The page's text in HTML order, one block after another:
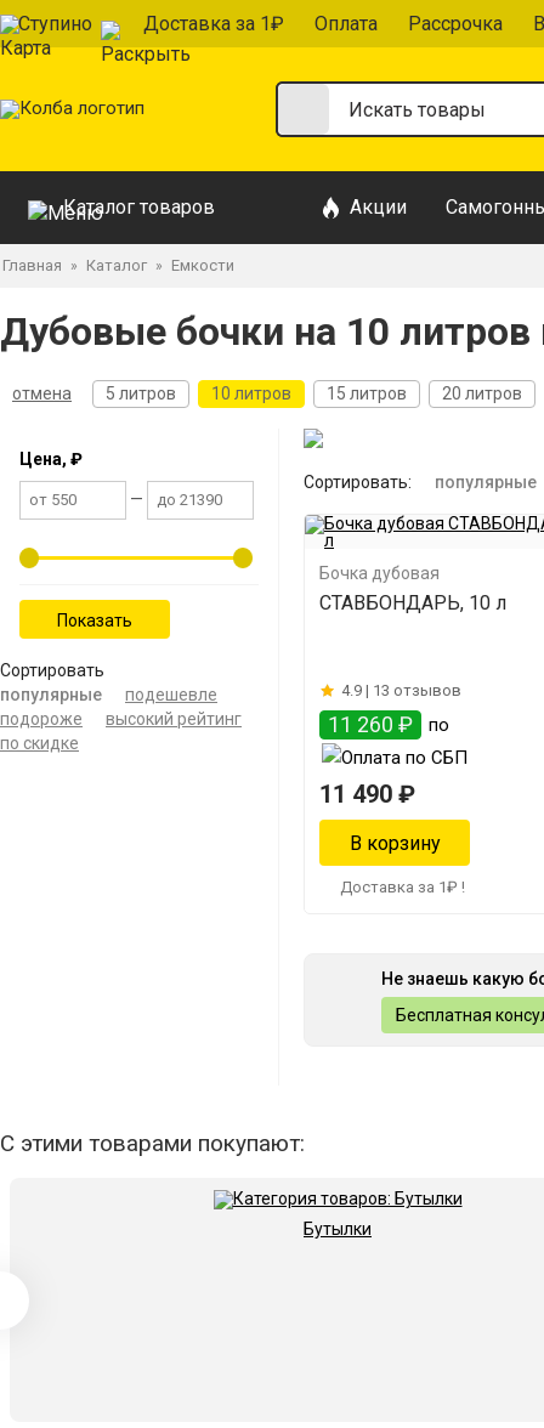
Ступино Доставка за 1₽ Оплата Рассрочка
Каталог товаров Акции
Главная » Каталог » Емкости
Дубовые бочки на 10 литров
отмена 5 литров 10 литров 15 литров 20 литров
Цена, ₽
—
Сортировать
популярные
подешевле
подороже
высокий рейтинг
по скидке
Сортировать: популярные
Бочка дубовая
СТАВБОНДАРЬ, 10 л
4.9 | 13 отзывов
11 260 ₽ по
11 490 ₽
Доставка за 1₽ !
Не знаешь какую
Бесплатная
С этими товарами покупают:
Бутылки